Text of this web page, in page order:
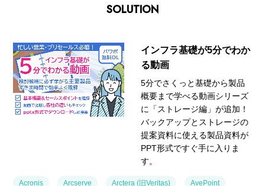
SOLUTION
インフラ基礎が5分でわか
る動画
5分でさくっと基礎から製品
概要まで学べる動画シリーズ
に「ストレージ編」が追加！
バックアップとストレージの
提案資料に使える製品資料が
PPT形式ですぐ手に入りま
す。
Acronis Arcserve Arctera (旧Veritas) AvePoint